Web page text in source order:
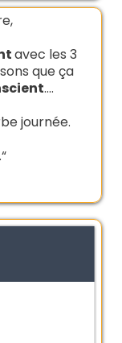
avec les 3
que ça
....
journée.